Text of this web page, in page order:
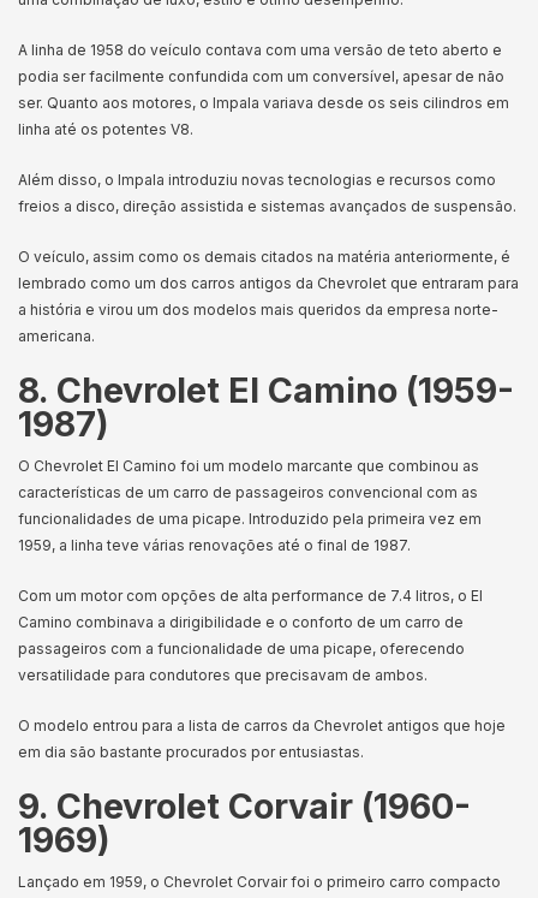
A linha de 1958 do veículo contava com uma versão de teto aberto e
podia ser facilmente confundida com um conversível, apesar de não
ser. Quanto aos motores, o Impala variava desde os seis cilindros em
linha até os potentes V8.
Além disso, o Impala introduziu novas tecnologias e recursos como
freios a disco, direção assistida e sistemas avançados de suspensão.
O veículo, assim como os demais citados na matéria anteriormente, é
lembrado como um dos carros antigos da Chevrolet que entraram para
a história e virou um dos modelos mais queridos da empresa norte-
americana.
8. Chevrolet El Camino (1959-
1987)
O Chevrolet El Camino foi um modelo marcante que combinou as
características de um carro de passageiros convencional com as
funcionalidades de uma picape. Introduzido pela primeira vez em
1959, a linha teve várias renovações até o final de 1987.
Com um motor com opções de alta performance de 7.4 litros, o El
Camino combinava a dirigibilidade e o conforto de um carro de
passageiros com a funcionalidade de uma picape, oferecendo
versatilidade para condutores que precisavam de ambos.
O modelo entrou para a lista de carros da Chevrolet antigos que hoje
em dia são bastante procurados por entusiastas.
9. Chevrolet Corvair (1960-
1969)
Lançado em 1959, o Chevrolet Corvair foi o primeiro carro compacto